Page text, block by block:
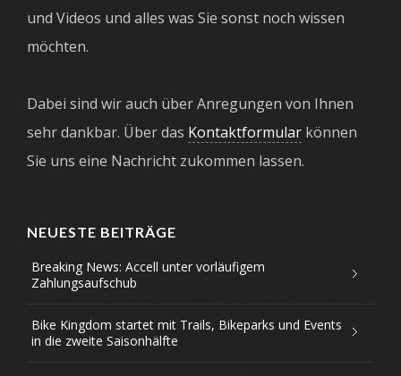
und Videos und alles was Sie sonst noch wissen
möchten.
Dabei sind wir auch über Anregungen von Ihnen
sehr dankbar. Über das Kontaktformular können
Sie uns eine Nachricht zukommen lassen.
NEUESTE BEITRÄGE
Breaking News: Accell unter vorläufigem
Zahlungsaufschub
Bike Kingdom startet mit Trails, Bikeparks und Events
in die zweite Saisonhälfte